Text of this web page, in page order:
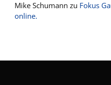
Mike Schumann zu Fokus
online.